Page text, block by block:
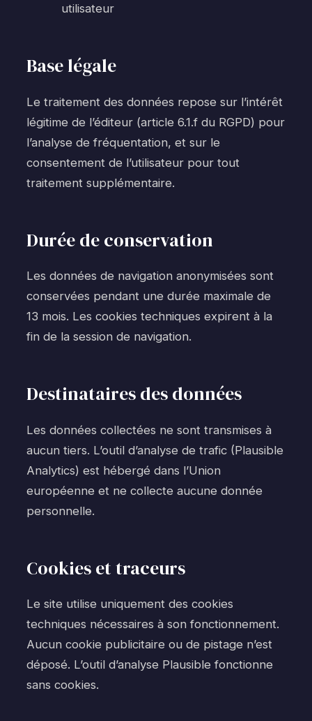
utilisateur
Base légale
Le traitement des données repose sur l’intérêt
légitime de l’éditeur (article 6.1.f du RGPD) pour
l’analyse de fréquentation, et sur le
consentement de l’utilisateur pour tout
traitement supplémentaire.
Durée de conservation
Les données de navigation anonymisées sont
conservées pendant une durée maximale de
13 mois. Les cookies techniques expirent à la
fin de la session de navigation.
Destinataires des données
Les données collectées ne sont transmises à
aucun tiers. L’outil d’analyse de trafic (Plausible
Analytics) est hébergé dans l’Union
européenne et ne collecte aucune donnée
personnelle.
Cookies et traceurs
Le site utilise uniquement des cookies
techniques nécessaires à son fonctionnement.
Aucun cookie publicitaire ou de pistage n’est
déposé. L’outil d’analyse Plausible fonctionne
sans cookies.